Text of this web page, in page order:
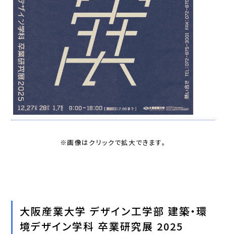
※画像はクリックで拡大できます。
大阪産業大学 デザイン工学部 建築・環
境デザイン学科 卒業研究展 2025